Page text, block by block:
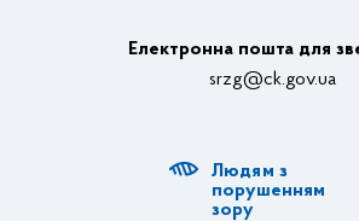
Структурні підрозділи ОДА
Діяльність ОДА
Електронна пошта для
srzg@ck.gov.ua
Людям з
порушенням
зору